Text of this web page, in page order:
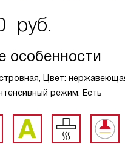
руб.
особенности
Цвет:
режим: Есть